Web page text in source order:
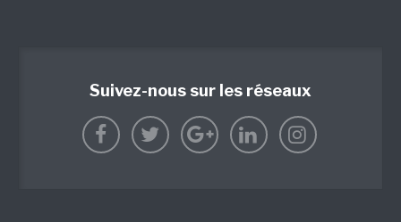
Suivez-nous sur les réseaux